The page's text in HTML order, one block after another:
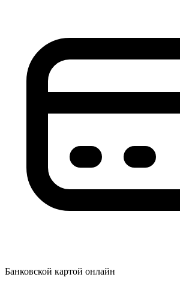
Банковской картой онлайн